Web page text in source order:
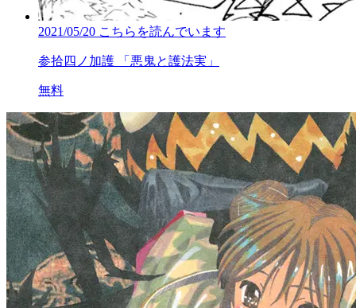
2021/05/20 こちらを読んでいます
参拾四ノ加護 「悪鬼と護法実」
無料